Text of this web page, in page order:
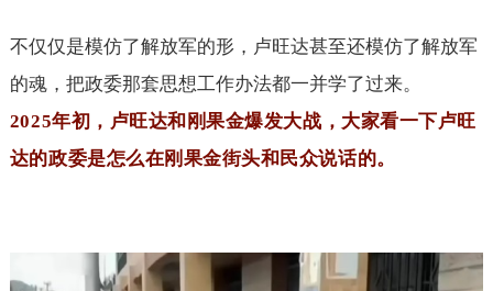
不仅仅是模仿了解放军的形，卢旺达甚至还模仿了解放军
的魂，把政委那套思想工作办法都一并学了过来。
2025年初，卢旺达和刚果金爆发大战，大家看一下卢旺
达的政委是怎么在刚果金街头和民众说话的。